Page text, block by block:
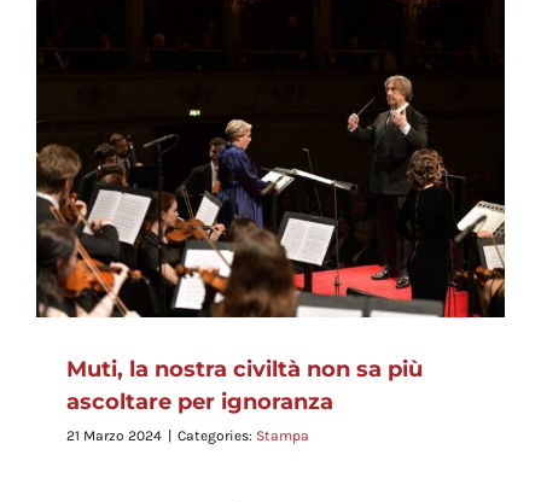
Muti, la nostra civiltà non sa più
ascoltare per ignoranza
21 Marzo 2024 | Categories: Stampa